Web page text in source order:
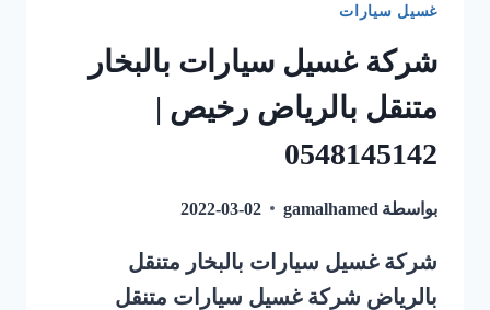
غسيل سيارات
شركة غسيل سيارات بالبخار
متنقل بالرياض رخيص |
0548145142
بواسطة gamalhamed
2022-03-02
شركة غسيل سيارات بالبخار متنقل
بالرياض شركة غسيل سيارات متنقل